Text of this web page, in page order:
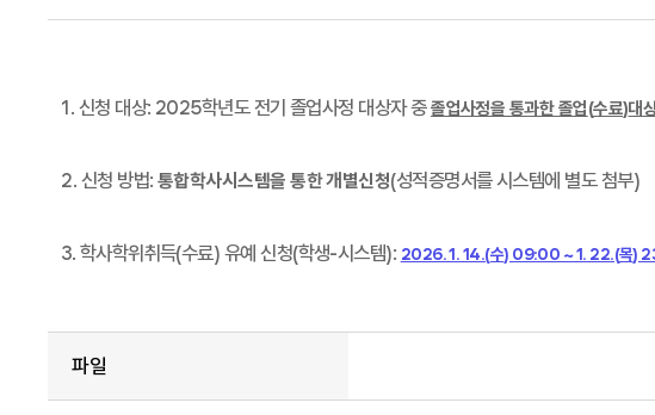
1. 신청 대상: 2025학년도 전기 졸업사정 대상자 중졸업사정을 통과한 졸업(수료)대
2. 신청 방법: 통합학사시스템을 통한 개별신청(성적증명서를 시스템에 별도 첨부)
3. 학사학위취득(수료) 유예 신청(학생-시스템): 2026. 1. 14.(수) 09:00 ~ 1. 22.(목)
파일